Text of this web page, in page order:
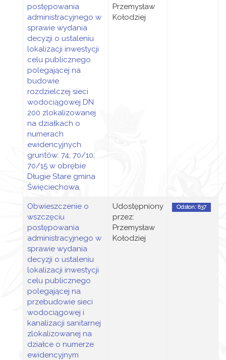
postępowania
administracyjnego w
sprawie wydania
decyzji o ustaleniu
lokalizacji inwestycji
celu publicznego
polegającej na
budowie
rozdzielczej sieci
wodociągowej DN
200 zlokalizowanej
na działkach o
numerach
ewidencyjnych
gruntów: 74; 70/10;
70/15 w obrębie
Długie Stare gmina
Święciechowa.
Przemysław
Kołodziej
Obwieszczenie o
wszczęciu
postępowania
administracyjnego w
sprawie wydania
decyzji o ustaleniu
lokalizacji inwestycji
celu publicznego
polegającej na
przebudowie sieci
wodociągowej i
kanalizacji sanitarnej
zlokalizowanej na
działce o numerze
ewidencyjnym
Udostępniony
przez:
Przemysław
Kołodziej
Odsłon: 837